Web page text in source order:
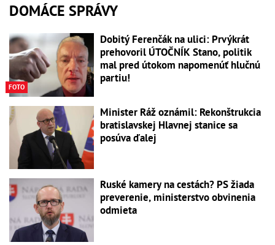
DOMÁCE SPRÁVY
FOTO
Dobitý Ferenčák na ulici: Prvýkrát
prehovoril ÚTOČNÍK Stano, politik
mal pred útokom napomenúť hlučnú
partiu!
Minister Ráž oznámil: Rekonštrukcia
bratislavskej Hlavnej stanice sa
posúva ďalej
Ruské kamery na cestách? PS žiada
preverenie, ministerstvo obvinenia
odmieta